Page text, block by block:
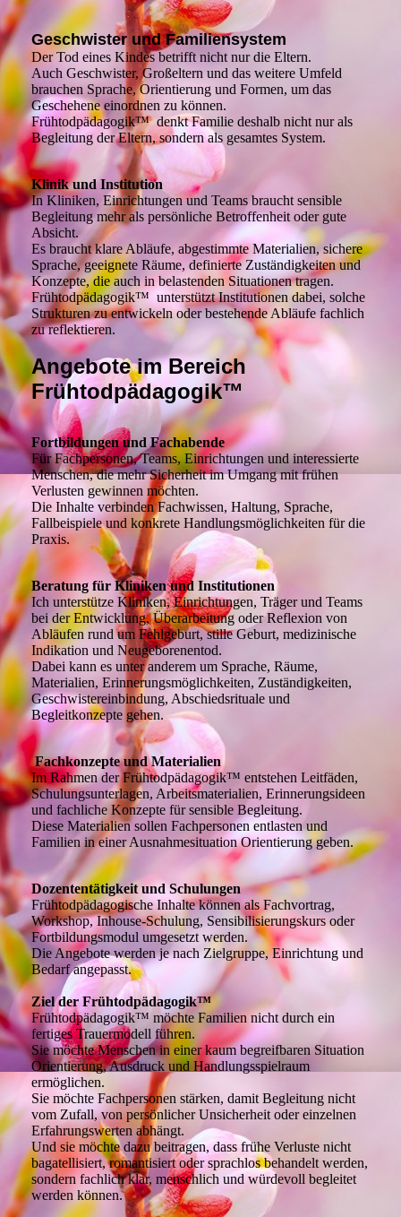
Geschwister und Familiensystem
Der Tod eines Kindes betrifft nicht nur die Eltern.
Auch Geschwister, Großeltern und das weitere Umfeld
brauchen Sprache, Orientierung und Formen, um das
Geschehene einordnen zu können.
Frühtodpädagogik™ denkt Familie deshalb nicht nur als
Begleitung der Eltern, sondern als gesamtes System.
Klinik und Institution
In Kliniken, Einrichtungen und Teams braucht sensible
Begleitung mehr als persönliche Betroffenheit oder gute
Absicht.
Es braucht klare Abläufe, abgestimmte Materialien, sichere
Sprache, geeignete Räume, definierte Zuständigkeiten und
Konzepte, die auch in belastenden Situationen tragen.
Frühtodpädagogik™ unterstützt Institutionen dabei, solche
Strukturen zu entwickeln oder bestehende Abläufe fachlich
zu reflektieren.
Angebote im Bereich
Frühtodpädagogik™
Fortbildungen und Fachabende
Für Fachpersonen, Teams, Einrichtungen und interessierte
Menschen, die mehr Sicherheit im Umgang mit frühen
Verlusten gewinnen möchten.
Die Inhalte verbinden Fachwissen, Haltung, Sprache,
Fallbeispiele und konkrete Handlungsmöglichkeiten für die
Praxis.
Beratung für Kliniken und Institutionen
Ich unterstütze Kliniken, Einrichtungen, Träger und Teams
bei der Entwicklung, Überarbeitung oder Reflexion von
Abläufen rund um Fehlgeburt, stille Geburt, medizinische
Indikation und Neugeborenentod.
Dabei kann es unter anderem um Sprache, Räume,
Materialien, Erinnerungsmöglichkeiten, Zuständigkeiten,
Geschwistereinbindung, Abschiedsrituale und
Begleitkonzepte gehen.
Fachkonzepte und Materialien
Im Rahmen der Frühtodpädagogik™ entstehen Leitfäden,
Schulungsunterlagen, Arbeitsmaterialien, Erinnerungsideen
und fachliche Konzepte für sensible Begleitung.
Diese Materialien sollen Fachpersonen entlasten und
Familien in einer Ausnahmesituation Orientierung geben.
Dozententätigkeit und Schulungen
Frühtodpädagogische Inhalte können als Fachvortrag,
Workshop, Inhouse-Schulung, Sensibilisierungskurs oder
Fortbildungsmodul umgesetzt werden.
Die Angebote werden je nach Zielgruppe, Einrichtung und
Bedarf angepasst.
Ziel der Frühtodpädagogik™
Frühtodpädagogik™ möchte Familien nicht durch ein
fertiges Trauermodell führen.
Sie möchte Menschen in einer kaum begreifbaren Situation
Orientierung, Ausdruck und Handlungsspielraum
ermöglichen.
Sie möchte Fachpersonen stärken, damit Begleitung nicht
vom Zufall, von persönlicher Unsicherheit oder einzelnen
Erfahrungswerten abhängt.
Und sie möchte dazu beitragen, dass frühe Verluste nicht
bagatellisiert, romantisiert oder sprachlos behandelt werden,
sondern fachlich klar, menschlich und würdevoll begleitet
werden können.